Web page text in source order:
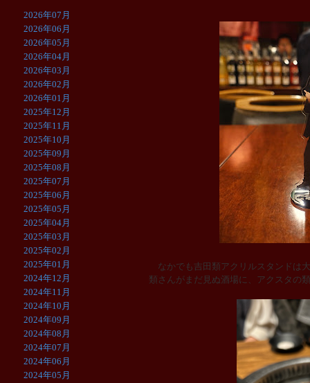
なかでも吉田類アクリルスタンドは
類さんがまだ見ぬ酒場に、アクスタの
2026年07月
2026年06月
2026年05月
2026年04月
2026年03月
2026年02月
2026年01月
2025年12月
2025年11月
2025年10月
2025年09月
2025年08月
2025年07月
2025年06月
2025年05月
2025年04月
2025年03月
2025年02月
2025年01月
2024年12月
2024年11月
2024年10月
2024年09月
2024年08月
2024年07月
2024年06月
2024年05月